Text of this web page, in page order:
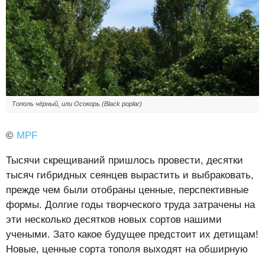
Тополь чёрный, или Осокорь (Black poplar)
© MPF
Тысячи скрещиваний пришлось провести, десятки
тысяч гибридных сеянцев вырастить и выбраковать,
прежде чем были отобраны ценные, перспективные
формы. Долгие годы творческого труда затрачены на
эти несколько десятков новых сортов нашими
учеными. Зато какое будущее предстоит их детищам!
Новые, ценные сорта тополя выходят на обширную